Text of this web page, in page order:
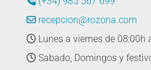
recepcion@rozona.com
Lunes a viernes de 08:00h
Sabado, Domingos y